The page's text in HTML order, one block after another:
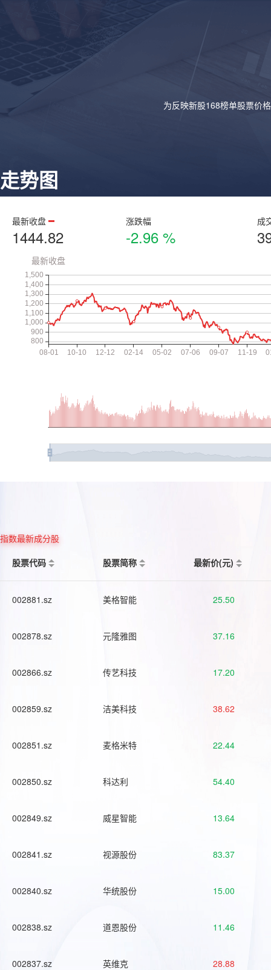
为反映新股168榜单股票价
走势图
最新收盘
1444.82
涨跌幅
-2.96 %
成
指数最新成分股
股票代码
股票简称 最新价(元)
002881.sz 美格智能 25.50
002878.sz 元隆雅图 37.16
002866.sz 传艺科技 17.20
002859.sz 洁美科技 38.62
002851.sz 麦格米特 22.44
002850.sz 科达利 54.40
002849.sz 威星智能 13.64
002841.sz 视源股份 83.37
002840.sz 华统股份 15.00
002838.sz 道恩股份 11.46
002837.sz 英维克 28.88